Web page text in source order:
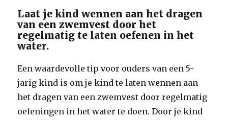
Laat je kind wennen aan het dragen
van een zwemvest door het
regelmatig te laten oefenen in het
water.
Een waardevolle tip voor ouders van een 5-
jarig kind is om je kind te laten wennen aan
het dragen van een zwemvest door regelmatig
oefeningen in het water te doen. Door je kind